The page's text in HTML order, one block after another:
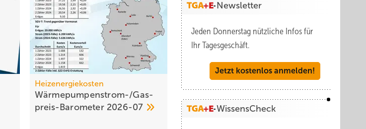
Heizenergiekosten
Wärmepumpen­strom-/Gas­
preis-Baro­meter 2026-07
Newsletter
Jeden Donnerstag nützliche Infos für
Ihr Tagesgeschäft.
Jetzt kostenlos anmelden!
WissensCheck